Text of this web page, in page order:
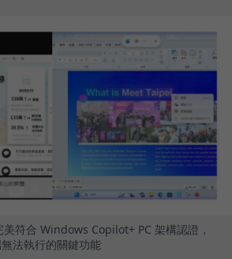
符合 Windows Copilot+ PC 架構認證，
法執行的關鍵功能